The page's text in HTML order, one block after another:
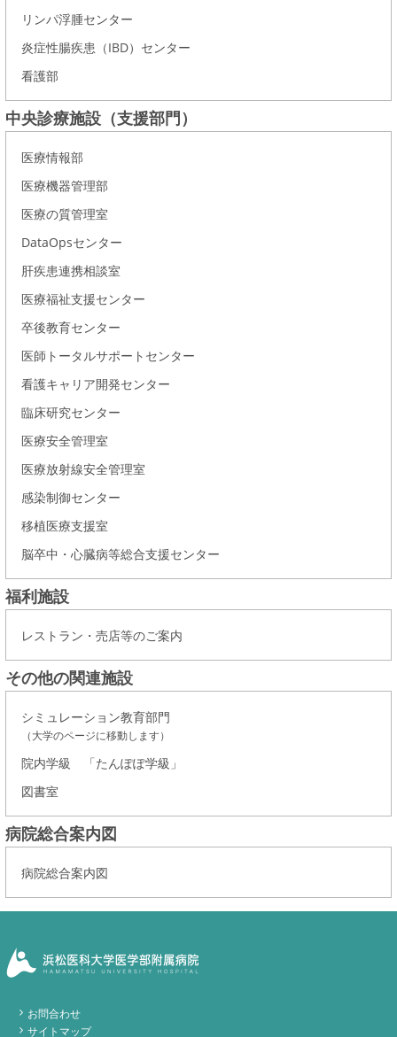
リンパ浮腫センター
炎症性腸疾患（IBD）センター
看護部
中央診療施設（支援部門）
医療情報部
医療機器管理部
医療の質管理室
DataOpsセンター
肝疾患連携相談室
医療福祉支援センター
卒後教育センター
医師トータルサポートセンター
看護キャリア開発センター
臨床研究センター
医療安全管理室
医療放射線安全管理室
感染制御センター
移植医療支援室
脳卒中・心臓病等総合支援センター
福利施設
レストラン・売店等のご案内
その他の関連施設
シミュレーション教育部門
（大学のページに移動します）
院内学級 「たんぽぽ学級」
図書室
病院総合案内図
病院総合案内図
お問合わせ
サイトマップ